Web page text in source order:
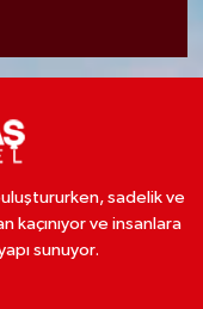
sadelik ve
ve insanlara
sunuyor.